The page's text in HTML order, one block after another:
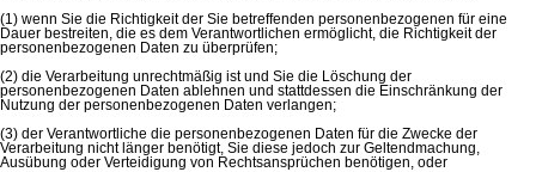
(1) wenn Sie die Richtigkeit der Sie betreffenden personenbezogenen für eine
Dauer bestreiten, die es dem Verantwortlichen ermöglicht, die Richtigkeit der
personenbezogenen Daten zu überprüfen;
(2) die Verarbeitung unrechtmäßig ist und Sie die Löschung der
personenbezogenen Daten ablehnen und stattdessen die Einschränkung der
Nutzung der personenbezogenen Daten verlangen;
(3) der Verantwortliche die personenbezogenen Daten für die Zwecke der
Verarbeitung nicht länger benötigt, Sie diese jedoch zur Geltendmachung,
Ausübung oder Verteidigung von Rechtsansprüchen benötigen, oder